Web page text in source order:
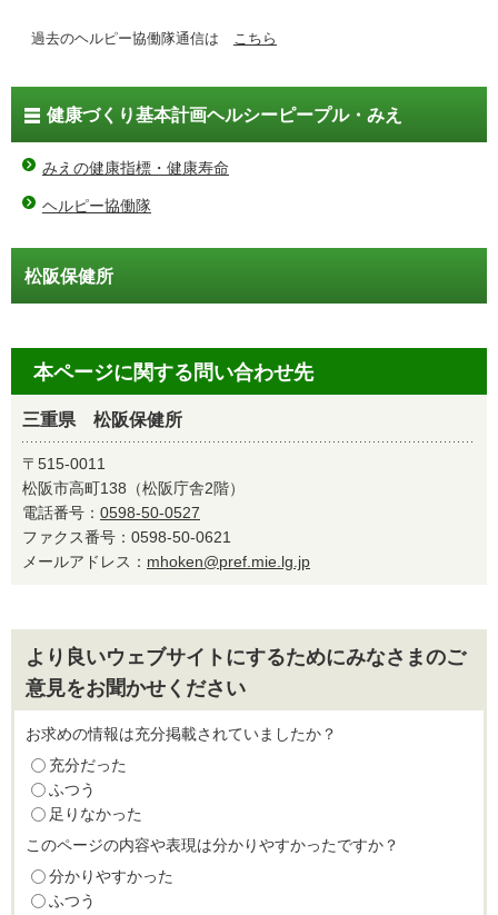
過去のヘルピー協働隊通信は こちら
健康づくり基本計画ヘルシーピープル・みえ
みえの健康指標・健康寿命
ヘルピー協働隊
松阪保健所
本ページに関する問い合わせ先
三重県 松阪保健所
〒515-0011
松阪市高町138（松阪庁舎2階）
電話番号： 0598-50-0527
ファクス番号：0598-50-0621
メールアドレス： mhoken@pref.mie.lg.jp
より良いウェブサイトにするためにみなさまのご
意見をお聞かせください
お求めの情報は充分掲載されていましたか？
充分だった
ふつう
足りなかった
このページの内容や表現は分かりやすかったですか？
分かりやすかった
ふつう